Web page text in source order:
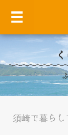
く
須崎で暮ら